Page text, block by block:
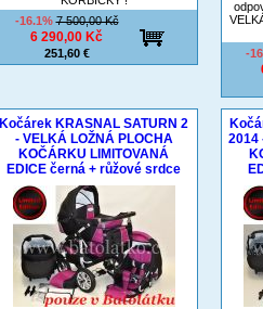
-16.1%7 500,00 Kč
6 290,00 Kč
251,60 € -
Kočárek KRASNAL SATURN 2
- VELKÁ LOŽNÁ PLOCHA
KOČÁRKU LIMITOVANÁ
EDICE černá + růžové srdce
2014